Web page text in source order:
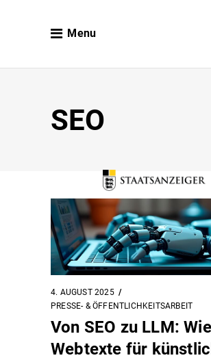
Menu
SEO
4. AUGUST 2025
PRESSE- & ÖFFENTLICHKEITSARBEIT
Von SEO zu LLM: Wie
Webtexte für